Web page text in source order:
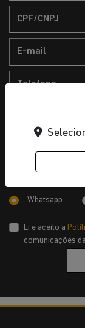
Whatsapp
Li e aceito a
comunicações